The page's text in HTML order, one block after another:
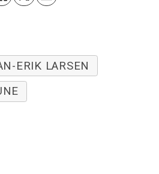
ERIK LARSEN